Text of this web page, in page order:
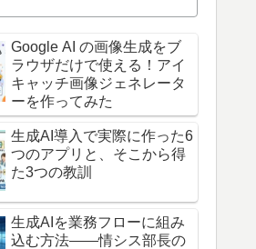
Google AI の画像生成をブ
ラウザだけで使える！アイ
キャッチ画像ジェネレータ
ーを作ってみた
生成AI導入で実際に作った6
つのアプリと、そこから得
た3つの教訓
生成AIを業務フローに組み
込む方法——情シス部長の